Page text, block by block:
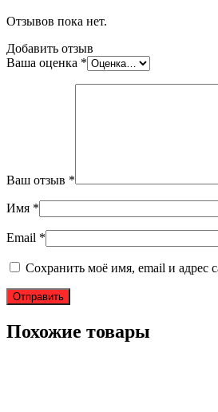
Отзывов пока нет.
Добавить отзыв
Ваша оценка *
Ваш отзыв *
Имя *
Email *
Сохранить моё имя, email и адрес
Похожие товары